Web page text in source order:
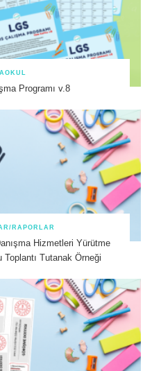
Programı v.8
RAPORLAR
Hizmetleri Yürütme
Tutanak Örneği